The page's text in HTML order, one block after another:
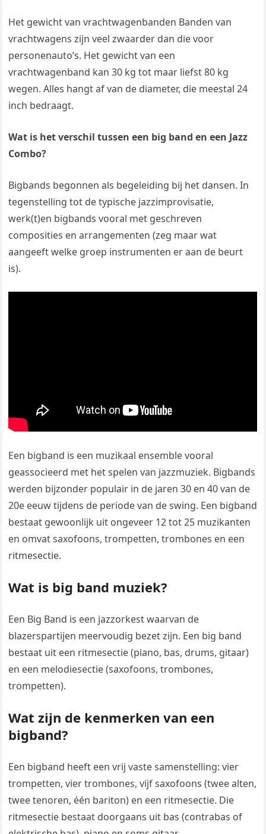
Het gewicht van vrachtwagenbanden Banden van
vrachtwagens zijn veel zwaarder dan die voor
personenauto’s. Het gewicht van een
vrachtwagenband kan 30 kg tot maar liefst 80 kg
wegen. Alles hangt af van de diameter, die meestal 24
inch bedraagt.
Wat is het verschil tussen een big band en een Jazz
Combo?
Bigbands begonnen als begeleiding bij het dansen. In
tegenstelling tot de typische jazzimprovisatie,
werk(t)en bigbands vooral met geschreven
composities en arrangementen (zeg maar wat
aangeeft welke groep instrumenten er aan de beurt
is).
Een bigband is een muzikaal ensemble vooral
geassocieerd met het spelen van jazzmuziek. Bigbands
werden bijzonder populair in de jaren 30 en 40 van de
20e eeuw tijdens de periode van de swing. Een bigband
bestaat gewoonlijk uit ongeveer 12 tot 25 muzikanten
en omvat saxofoons, trompetten, trombones en een
ritmesectie.
Wat is big band muziek?
Een Big Band is een jazzorkest waarvan de
blazerspartijen meervoudig bezet zijn. Een big band
bestaat uit een ritmesectie (piano, bas, drums, gitaar)
en een melodiesectie (saxofoons, trombones,
trompetten).
Wat zijn de kenmerken van een
bigband?
Een bigband heeft een vrij vaste samenstelling: vier
trompetten, vier trombones, vijf saxofoons (twee alten,
twee tenoren, één bariton) en een ritmesectie. Die
ritmesectie bestaat doorgaans uit bas (contrabas of